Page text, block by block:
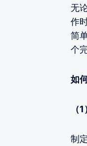
无
作
简
个
如
（
制